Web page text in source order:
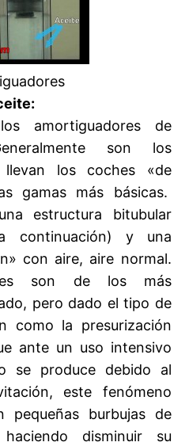
amortiguadores de
son los
llevan los coches «de
gamas más básicas.
estructura bitubular
continuación) y una
con aire, aire normal.
son de los más
pero dado el tipo de
como la presurización
ante un uso intensivo
se produce debido al
este fenómeno
pequeñas burbujas de
disminuir su